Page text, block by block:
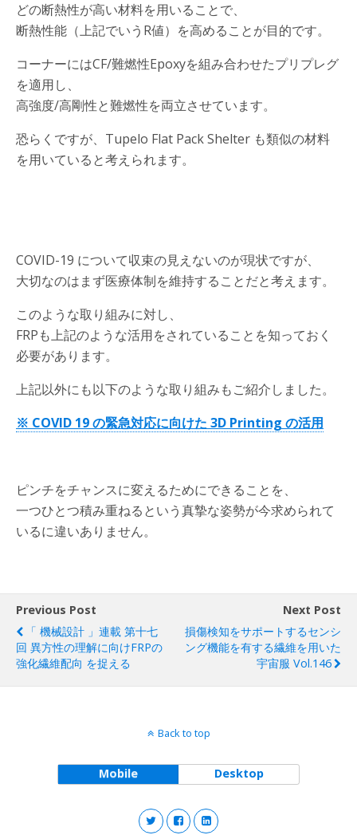
どの断熱性が高い材料を用いることで、
断熱性能（上記でいうR値）を高めることが目的です。
コーナーにはCF/難燃性Epoxyを組み合わせたプリプレグ
を適用し、
高強度/高剛性と難燃性を両立させています。
恐らくですが、Tupelo Flat Pack Shelter も類似の材料
を用いていると考えられます。
COVID-19 について収束の見えないのが現状ですが、
大切なのはまず医療体制を維持することだと考えます。
このような取り組みに対し、
FRPも上記のような活用をされていることを知っておく
必要があります。
上記以外にも以下のような取り組みもご紹介しました。
※ COVID 19 の緊急対応に向けた 3D Printing の活用
ピンチをチャンスに変えるためにできることを、
一つひとつ積み重ねるという真摯な姿勢が今求められて
いるに違いありません。
Previous Post
「 機械設計 」連載 第十七
回 異方性の理解に向けFRPの
強化繊維配向 を捉える
Next Post
損傷検知をサポートするセンシ
ング機能を有する繊維を用いた
宇宙服 Vol.146
Back to top
Mobile Desktop